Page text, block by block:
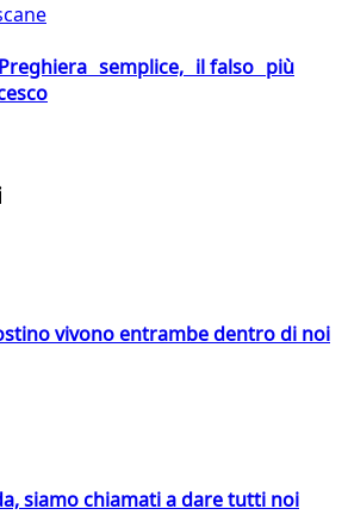
Preghiera semplice, il falso più
vivono entrambe dentro di noi
siamo chiamati a dare tutti noi